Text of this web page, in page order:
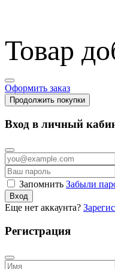
Товар
Оформить заказ
Продолжить покупки
Вход в личный
Запомнить Забыли
Вход
Еще нет аккаунта?
Регистрация